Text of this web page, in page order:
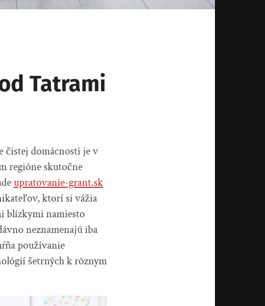
Tatrami
čistej domácnosti je v
regióne skutočne
upratovanie-grant.sk
ktorí si vážia
blízkymi namiesto
neznamenajú iba
používanie
šetrných k rôznym